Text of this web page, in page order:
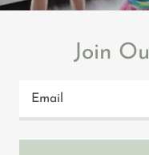
Join
Email